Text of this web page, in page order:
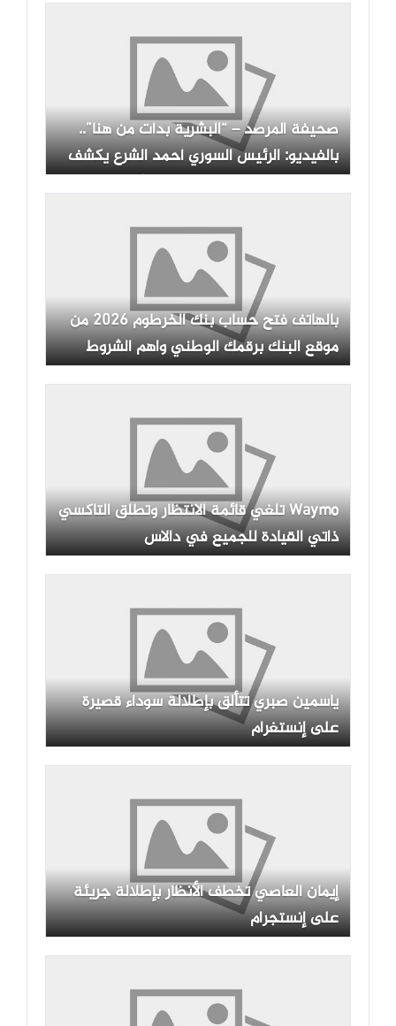
صحيفة المرصد – “البشرية بدأت من هنا”..
بالفيديو: الرئيس السوري أحمد الشرع يكشف
عن شعوره وهو يرى دمشق من أعلى قمة
بالهاتف فتح حساب بنك الخرطوم 2026 من
موقع البنك برقمك الوطني واهم الشروط
Waymo تلغي قائمة الانتظار وتطلق التاكسي
ذاتي القيادة للجميع في دالاس
ياسمين صبري تتألق بإطلالة سوداء قصيرة
على إنستغرام
إيمان العاصي تخطف الأنظار بإطلالة جريئة
على إنستجرام